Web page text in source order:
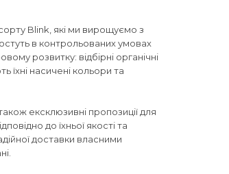
Blink, які ми вирощуємо з
в контрольованих умовах
розвитку: відбірні органічні
їхні насичені кольори та
ексклюзивні пропозиції для
до їхньої якості та
доставки власними